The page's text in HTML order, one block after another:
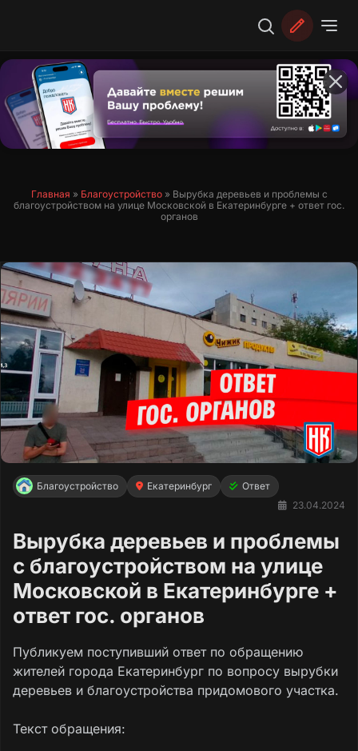
Главная » Благоустройство» Вырубка деревьев и проблемы с
благоустройством на улице Московской в Екатеринбурге + ответ гос.
органов
Благоустройство Екатеринбург
Ответ
23.04.2024
Вырубка деревьев и проблемы
с благоустройством на улице
Московской в Екатеринбурге +
ответ гос. органов
Публикуем поступивший ответ по обращению
жителей города Екатеринбург по вопросу вырубки
деревьев и благоустройства придомового участка.
Текст обращения: